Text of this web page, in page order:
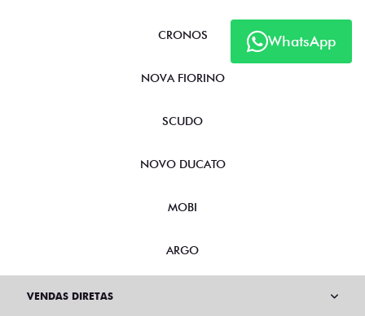
WhatsApp
CRONOS
NOVA FIORINO
SCUDO
NOVO DUCATO
MOBI
ARGO
VENDAS DIRETAS